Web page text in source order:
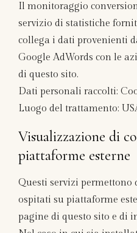
Il monitoraggio
servizio di statistiche
collega i dati provenienti
Google AdWords con le
di questo sito.
Dati personali raccolti:
Luogo del trattamento:
Visualizzazione di
piattaforme esterne
Questi servizi
ospitati su piattaforme
pagine di questo sito e di